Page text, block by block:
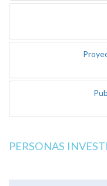
PERSONAS